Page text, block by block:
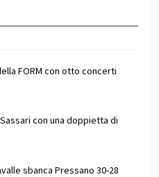
FORM con otto concerti
con una doppietta di
sbanca Pressano 30-28